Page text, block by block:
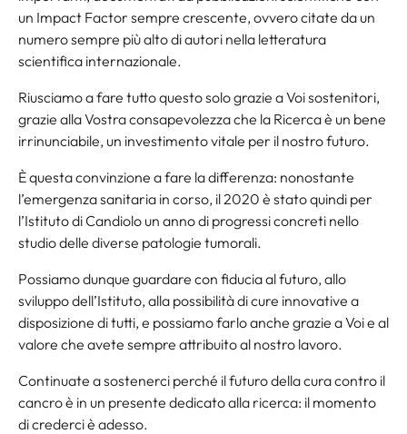
un Impact Factor sempre crescente, ovvero citate da un
numero sempre più alto di autori nella letteratura
scientifica internazionale.
Riusciamo a fare tutto questo solo grazie a Voi sostenitori,
grazie alla Vostra consapevolezza che la Ricerca è un bene
irrinunciabile, un investimento vitale per il nostro futuro.
È questa convinzione a fare la differenza: nonostante
l’emergenza sanitaria in corso, il 2020 è stato quindi per
l’Istituto di Candiolo un anno di progressi concreti nello
studio delle diverse patologie tumorali.
Possiamo dunque guardare con fiducia al futuro, allo
sviluppo dell’Istituto, alla possibilità di cure innovative a
disposizione di tutti, e possiamo farlo anche grazie a Voi e al
valore che avete sempre attribuito al nostro lavoro.
Continuate a sostenerci perché il futuro della cura contro il
cancro è in un presente dedicato alla ricerca: il momento
di crederci è adesso.